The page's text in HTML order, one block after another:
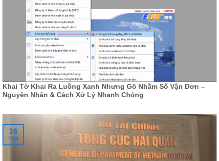
Khai Tờ Khai Ra Luồng Xanh Nhưng Gõ Nhầm Số Vận Đơn –
Nguyên Nhân & Cách Xử Lý Nhanh Chóng
16
Th9